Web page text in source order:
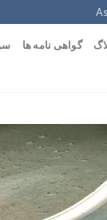
گواهی نامه ها